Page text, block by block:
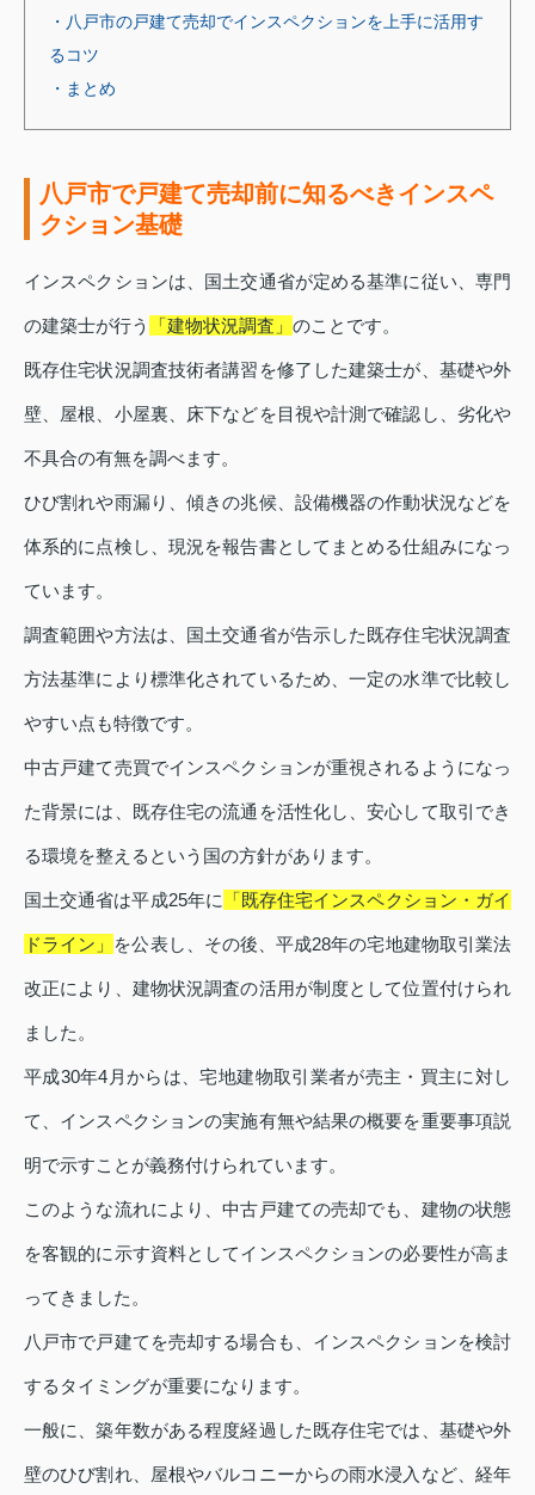
・八戸市の戸建て売却でインスペクションを上手に活用す
るコツ
・まとめ
八戸市で戸建て売却前に知るべきインスペ
クション基礎
インスペクションは、国土交通省が定める基準に従い、専門
の建築士が行う 「建物状況調査」 のことです。
既存住宅状況調査技術者講習を修了した建築士が、基礎や外
壁、屋根、小屋裏、床下などを目視や計測で確認し、劣化や
不具合の有無を調べます。
ひび割れや雨漏り、傾きの兆候、設備機器の作動状況などを
体系的に点検し、現況を報告書としてまとめる仕組みになっ
ています。
調査範囲や方法は、国土交通省が告示した既存住宅状況調査
方法基準により標準化されているため、一定の水準で比較し
やすい点も特徴です。
中古戸建て売買でインスペクションが重視されるようになっ
た背景には、既存住宅の流通を活性化し、安心して取引でき
る環境を整えるという国の方針があります。
国土交通省は平成25年に 「既存住宅インスペクション・ガイ
ドライン」 を公表し、その後、平成28年の宅地建物取引業法
改正により、建物状況調査の活用が制度として位置付けられ
ました。
平成30年4月からは、宅地建物取引業者が売主・買主に対し
て、インスペクションの実施有無や結果の概要を重要事項説
明で示すことが義務付けられています。
このような流れにより、中古戸建ての売却でも、建物の状態
を客観的に示す資料としてインスペクションの必要性が高ま
ってきました。
八戸市で戸建てを売却する場合も、インスペクションを検討
するタイミングが重要になります。
一般に、築年数がある程度経過した既存住宅では、基礎や外
壁のひび割れ、屋根やバルコニーからの雨水浸入など、経年